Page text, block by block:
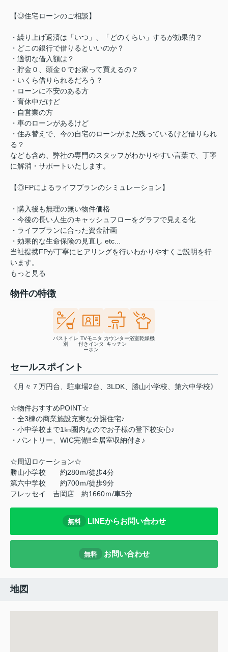
【◎住宅ローンのご相談】
・繰り上げ返済は「いつ」、「どのくらい」するが効果的？
・どこの銀行で借りるといいのか？
・適切な借入額は？
・貯金０、頭金０でお家って買えるの？
・いくら借りられるだろう？
・ローンに不安のある方
・育休中だけど
・自営業の方
・車のローンがあるけど
・住み替えで、今の自宅のローンがまだ残っているけど借りられ
る？
なども含め、弊社の専門のスタッフがわかりやすい言葉で、丁寧
に解消・サポートいたします。
【◎FPによるライフプランのシミュレーション】
・購入後も無理の無い物件価格
・今後の長い人生のキャッシュフローをグラフで見える化
・ライフプランに合った資金計画
・効果的な生命保険の見直し etc...
当社提携FPが丁寧にヒアリングを行いわかりやすくご説明を行
います。
もっと見る
物件の特徴
バストイレ
別
TVモニタ
付きインタ
ーホン
カウンター
キッチン
浴室乾燥機
セールスポイント
《月々７万円台、駐車場2台、3LDK、勝山小学校、第六中学校》
☆物件おすすめPOINT☆
・全3棟の商業施設充実な分譲住宅♪
・小中学校まで1㎞圏内なのでお子様の登下校安心♪
・パントリー、WIC完備‼全居室収納付き♪
☆周辺ロケーション☆
勝山小学校 約280ｍ/徒歩4分
第六中学校 約700ｍ/徒歩9分
フレッセイ 吉岡店 約1660ｍ/車5分
無料 LINEからお問い合わせ
無料 お問い合わせ
地図